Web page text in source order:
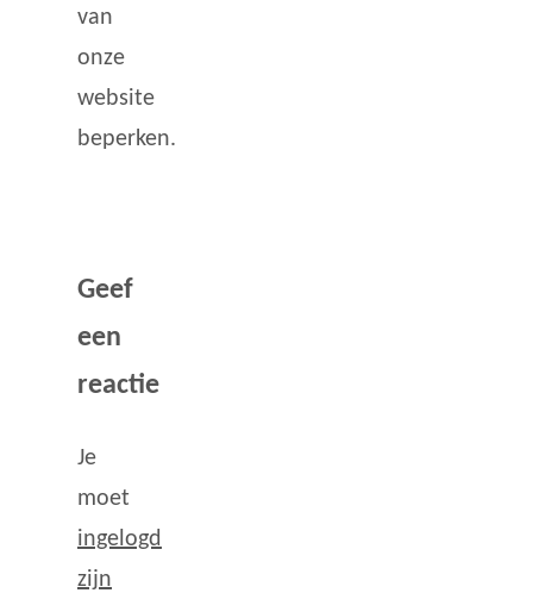
van
onze
website
beperken.
Geef
een
reactie
Je
moet
ingelogd
zijn